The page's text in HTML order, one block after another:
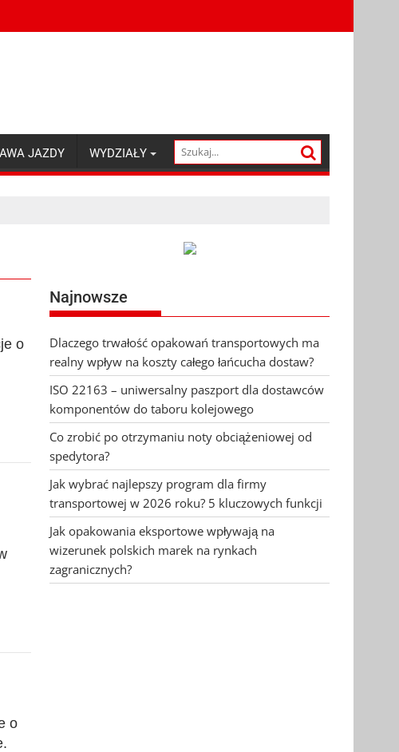
JAZDY WYDZIAŁY
o
o
Najnowsze
Dlaczego trwałość opakowań transportowych ma
realny wpływ na koszty całego łańcucha dostaw?
ISO 22163 – uniwersalny paszport dla dostawców
komponentów do taboru kolejowego
Co zrobić po otrzymaniu noty obciążeniowej od
spedytora?
Jak wybrać najlepszy program dla firmy
transportowej w 2026 roku? 5 kluczowych funkcji
Jak opakowania eksportowe wpływają na
wizerunek polskich marek na rynkach
zagranicznych?